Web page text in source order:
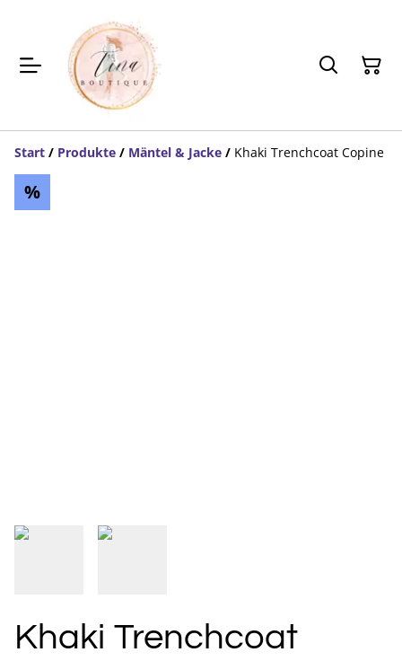
Start / Produkte / Mäntel & Jacke / Khaki Trenchcoat Copine
%
Khaki Trenchcoat